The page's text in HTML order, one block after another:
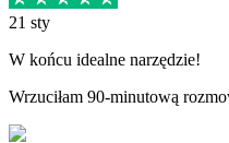
21 sty
W końcu idealne narzędzie!
Wrzuciłam 90‑minutową